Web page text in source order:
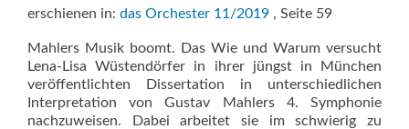
erschienen in: das Orchester 11/2019 , Seite 59
Mahlers Musik boomt. Das Wie und Warum versucht
Lena-Lisa Wüstendörfer in ihrer jüngst in München
veröffentlichten Dissertation in unterschiedlichen
Interpretation von Gustav Mahlers 4. Symphonie
nachzuweisen. Dabei arbeitet sie im schwierig zu